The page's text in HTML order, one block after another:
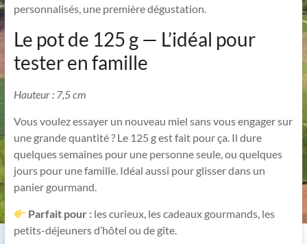
personnalisés, une première dégustation.
Le pot de 125 g — L’idéal pour
tester en famille
Hauteur : 7,5 cm
Vous voulez essayer un nouveau miel sans vous engager sur
une grande quantité ? Le 125 g est fait pour ça. Il dure
quelques semaines pour une personne seule, ou quelques
jours pour une famille. Idéal aussi pour glisser dans un
panier gourmand.
Parfait pour :les curieux, les cadeaux gourmands, les
petits-déjeuners d’hôtel ou de gîte.